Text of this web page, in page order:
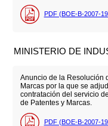
PDF (BOE-B-2007-
MINISTERIO DE
Anuncio de la Resolución
Marcas por la que se
contratación del servicio
de Patentes y Marcas.
PDF (BOE-B-2007-